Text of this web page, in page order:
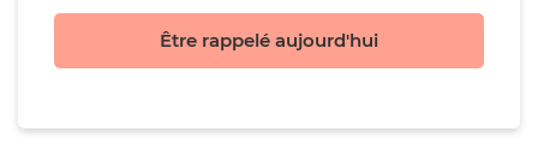
Être rappelé aujourd'hui